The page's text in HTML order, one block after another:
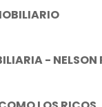
- NELSON